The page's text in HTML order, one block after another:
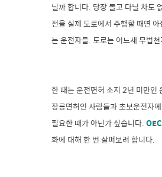
닐까 합니다. 당장 몰고 다닐 차도
전을 실제 도로에서 주행할 때면
는 운전자들. 도로는 어느새 무법
한 때는 운전면허 소지 2년 미만인
장롱면허인 사람들과 초보운전자
필요한 때가 아닌가 싶습니다.
화에 대해 한 번 살펴보려 합니다.